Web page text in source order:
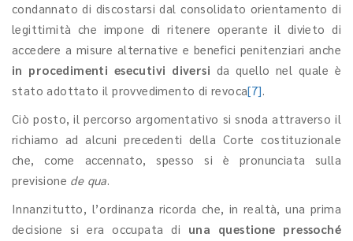
condannato di discostarsi dal consolidato orientamento di
legittimità che impone di ritenere operante il divieto di
accedere a misure alternative e benefici penitenziari anche
in procedimenti esecutivi diversi da quello nel quale è
stato adottato il provvedimento di revoca[7].
Ciò posto, il percorso argomentativo si snoda attraverso il
richiamo ad alcuni precedenti della Corte costituzionale
che, come accennato, spesso si è pronunciata sulla
previsione de qua.
Innanzitutto, l’ordinanza ricorda che, in realtà, una prima
decisione si era occupata di una questione pressoché